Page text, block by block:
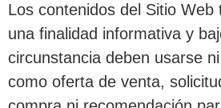
Los contenidos del Sitio Web
una finalidad informativa y
circunstancia deben usarse
como oferta de venta,